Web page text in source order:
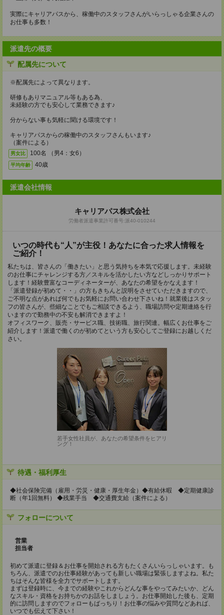
実際にキャリアパスから、稼働中のスタッフさんがいらっしゃる企業さんの
お仕事も多数！
派遣先の概要
配属先について
※配属先によって異なります。
研修もありマニュアル等もある為、
未経験の方でも安心して業務できます♪
分からない事も気軽に聞ける環境です！
キャリアパスからの稼働中のスタッフさんもいます♪
（案件による）
男女比 100名 （男4：女6）
平均年齢 40歳
派遣会社情報
キャリアパス株式会社
労働者派遣事業許可番号:派40-010244
いつの時代も“人”が主役！あなたに合った求人情報を
ご紹介！
私たちは、皆さんの「働きたい」と思う気持ちを本気で応援します。未経験
のお仕事にチャレンジする方／スキルを活かしたい方などしっかりサポート
します！経験豊富なコーディネーターが、あなたの希望をかなえます！
「派遣登録が初めて・・」の方もきちんと説明をさせていただきますので、
ご不明な点があれば何でもお気軽にお問い合わせ下さいね！就業後はスタッ
フの皆さんが、些細なことでもご相談できるよう、職場訪問や定期連絡を行
いますので勤務中の不安も解消できますよ！
オフィスワーク、販売・サービス職、技術職、旅行関連。幅広くお仕事をご
紹介します！派遣で働くのが初めてという方も安心してご登録にお越しくだ
さい。
若手女性社員が、あなたの希望条件をヒアリ
ング！
待遇・福利厚生
◆社会保険完備（雇用・労災・健康・厚生年金）◆有給休暇 ◆定期健康診
断（年1回無料） ◆残業手当 ◆交通費支給（案件による）
フォローについて
営業
担当者
初めて派遣に登録＆お仕事を開始される方もたくさんいらっしゃいます。も
ちろん、派遣でのお仕事経験があっても新しい職場は緊張しますよね。私た
ちはそんな皆様を全力でサポートします。
まずは登録時に、今までの経験やこれからどんな事をやってみたいか、どん
なスキル・資格をお持ちかのお話をしましょう。お仕事開始した後も、定期
的に訪問しますのでフォローもばっちり！お仕事の悩みや質問などあれば、
いつでも伝えて下さい！